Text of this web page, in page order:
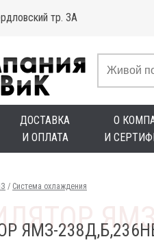
тр. 3А
ДОСТАВКА
И ОПЛАТА
О
И
/ Система охлаждения
ЯМЗ-